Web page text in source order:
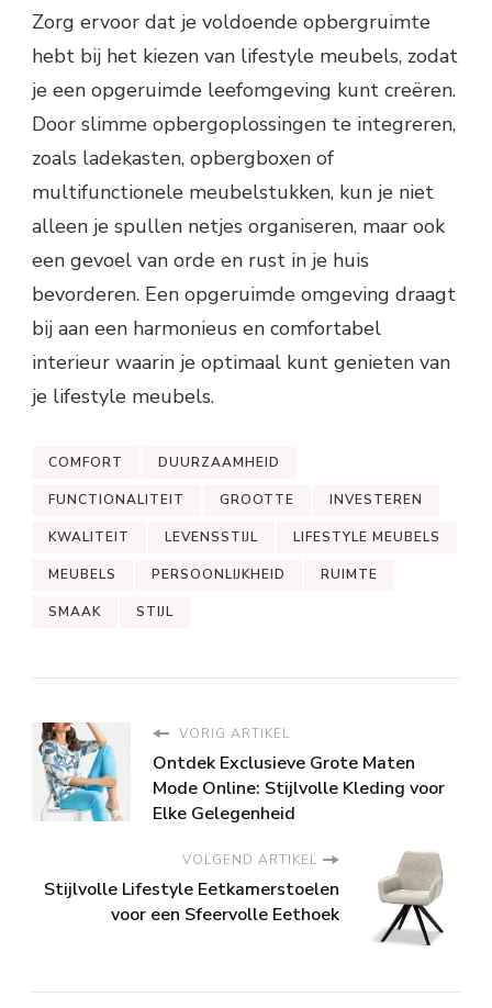
Zorg ervoor dat je voldoende opbergruimte
hebt bij het kiezen van lifestyle meubels, zodat
je een opgeruimde leefomgeving kunt creëren.
Door slimme opbergoplossingen te integreren,
zoals ladekasten, opbergboxen of
multifunctionele meubelstukken, kun je niet
alleen je spullen netjes organiseren, maar ook
een gevoel van orde en rust in je huis
bevorderen. Een opgeruimde omgeving draagt
bij aan een harmonieus en comfortabel
interieur waarin je optimaal kunt genieten van
je lifestyle meubels.
COMFORT DUURZAAMHEID
FUNCTIONALITEIT GROOTTE INVESTEREN
KWALITEIT LEVENSSTIJL LIFESTYLE MEUBELS
MEUBELS PERSOONLIJKHEID RUIMTE
SMAAK STIJL
VORIG ARTIKEL
Ontdek Exclusieve Grote Maten
Mode Online: Stijlvolle Kleding voor
Elke Gelegenheid
VOLGEND ARTIKEL
Stijlvolle Lifestyle Eetkamerstoelen
voor een Sfeervolle Eethoek